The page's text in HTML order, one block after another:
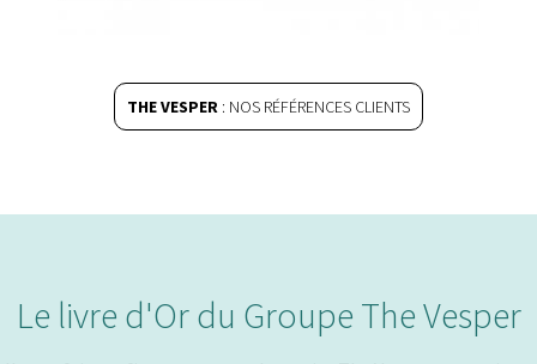
THE VESPER : NOS RÉFÉRENCES CLIENTS
Le livre d'Or du Groupe The Vesper